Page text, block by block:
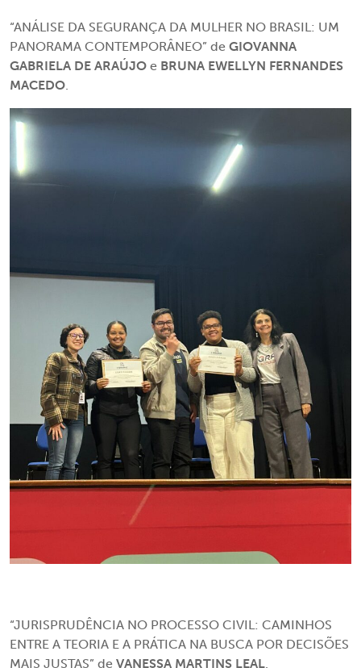
“ANÁLISE DA SEGURANÇA DA MULHER NO BRASIL: UM
PANORAMA CONTEMPORÂNEO” de GIOVANNA
GABRIELA DE ARAÚJO e BRUNA EWELLYN FERNANDES
MACEDO.
“JURISPRUDÊNCIA NO PROCESSO CIVIL: CAMINHOS
ENTRE A TEORIA E A PRÁTICA NA BUSCA POR DECISÕES
MAIS JUSTAS” de VANESSA MARTINS LEAL.